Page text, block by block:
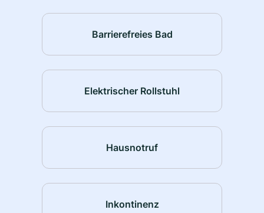
Barrierefreies Bad
Elektrischer Rollstuhl
Hausnotruf
Inkontinenz